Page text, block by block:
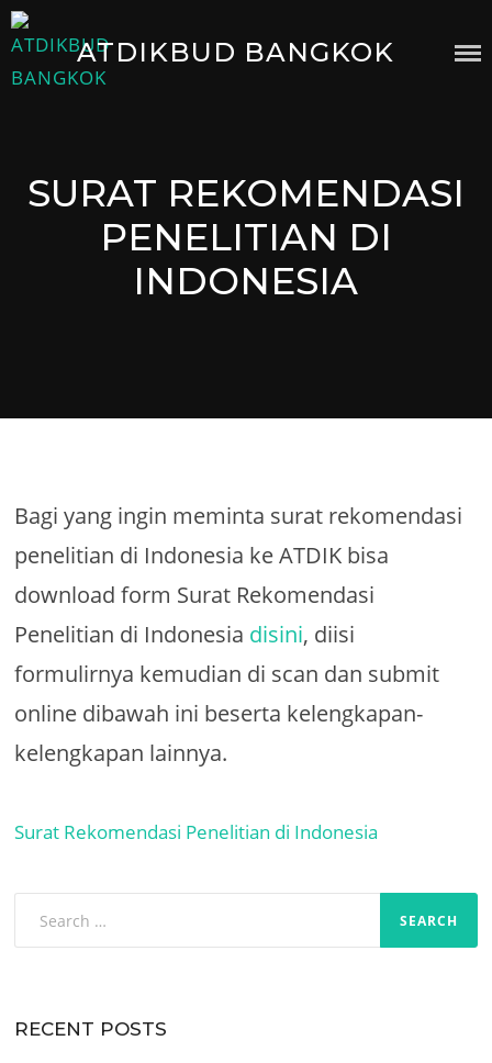
Skip
to
content
ATDIKBUD BANGKOK
SURAT REKOMENDASI
PENELITIAN DI
INDONESIA
Bagi yang ingin meminta surat rekomendasi
penelitian di Indonesia ke ATDIK bisa
download form Surat Rekomendasi
Penelitian di Indonesia disini, diisi
formulirnya kemudian di scan dan submit
online dibawah ini beserta kelengkapan-
kelengkapan lainnya.
Surat Rekomendasi Penelitian di Indonesia
RECENT POSTS